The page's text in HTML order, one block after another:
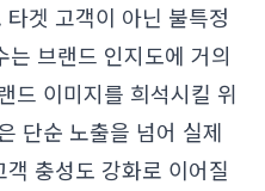
겟 고객이 아닌 불특정
브랜드 인지도에 거의
드 이미지를 희석시킬 위
단순 노출을 넘어 실제
충성도 강화로 이어질